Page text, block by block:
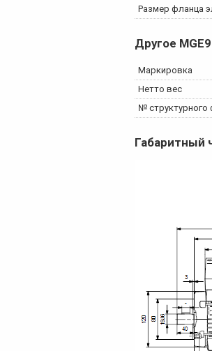
Размер фланца
Другое
Маркировка
Нетто вес
№ структурного
Габаритный